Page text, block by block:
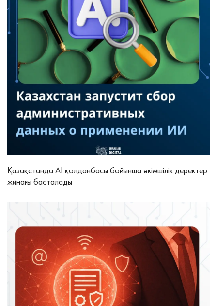
Қазақстанда AI қолданбасы бойынша әкімшілік деректер
жинағы басталады